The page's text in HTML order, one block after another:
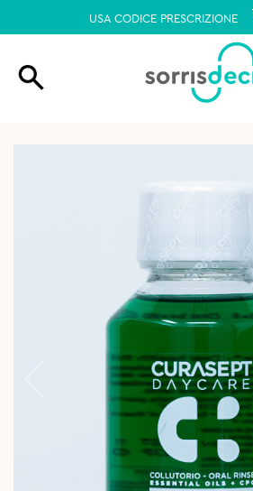
USA CODICE PRESCRIZIONE